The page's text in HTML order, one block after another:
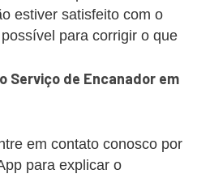
estiver satisfeito com o
para corrigir o que
Serviço de Encanador em
em contato conosco por
para explicar o